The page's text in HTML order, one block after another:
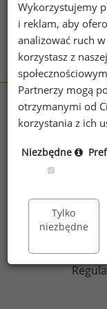
schemes
badania
Wykorzystujemy
i reklam, aby
analizować ruch
korzystasz z
Partnerzy mogą
otrzymanymi od
korzystania z ich
Niezbędne
Tylko
niezbędne